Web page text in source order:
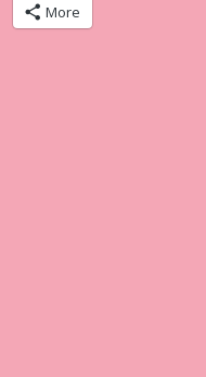
More